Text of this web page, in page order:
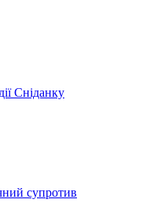
Сніданку
супротив